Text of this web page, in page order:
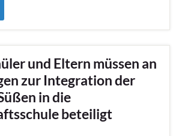
und Eltern müssen an
zur Integration der
in die
beteiligt